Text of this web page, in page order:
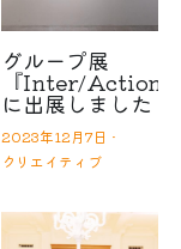
グループ展
『Inter/Action
に出展しました
2023年12月7日 ·
クリエイティブ